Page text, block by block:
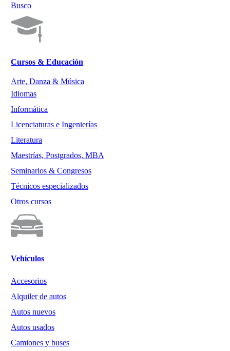
Busco
Cursos & Educación
Arte, Danza & Música
Idiomas
Informática
Licenciaturas e Ingenierías
Literatura
Maestrías, Postgrados, MBA
Seminarios & Congresos
Técnicos especializados
Otros cursos
Vehículos
Accesorios
Alquiler de autos
Autos nuevos
Autos usados
Camiones y buses